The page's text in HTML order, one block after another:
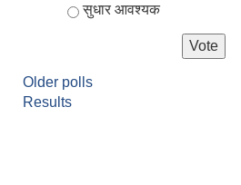
सुधार आवश्यक
Older polls
Results